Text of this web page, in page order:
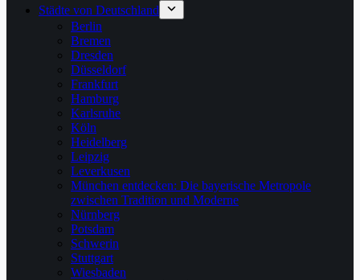
Städte von Deutschland
Berlin
Bremen
Dresden
Düsseldorf
Frankfurt
Hamburg
Karlsruhe
Köln
Heidelberg
Leipzig
Leverkusen
München entdecken: Die bayerische Metropole
zwischen Tradition und Moderne
Nürnberg
Potsdam
Schwerin
Stuttgart
Wiesbaden